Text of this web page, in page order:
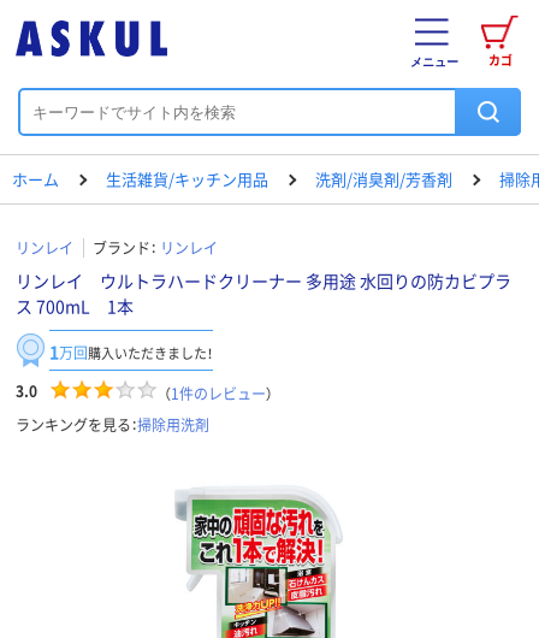
カゴ
メニュー
ホーム 生活雑貨/キッチン用品 洗剤/消臭剤/芳香剤 掃除
リンレイ ブランド： リンレイ
リンレイ ウルトラハードクリーナー 多用途 水回りの防カビプラ
ス 700mL 1本
1万回購入いただきました！
3.0 （1件のレビュー）
ランキングを見る：掃除用洗剤